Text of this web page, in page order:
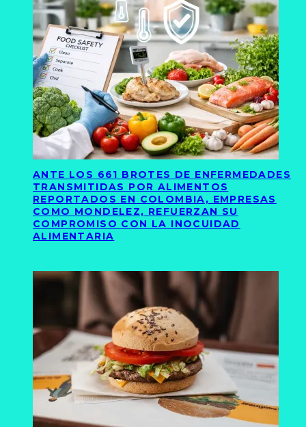
ANTE LOS 661 BROTES DE ENFERMEDADES
TRANSMITIDAS POR ALIMENTOS
REPORTADOS EN COLOMBIA, EMPRESAS
COMO MONDELEZ, REFUERZAN SU
COMPROMISO CON LA INOCUIDAD
ALIMENTARIA